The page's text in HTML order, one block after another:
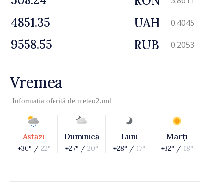
UAH 0.4045
RUB 0.2053
Vremea
Informația oferită de meteo2.md
Astăzi
+30° / 22°
Duminică
+27° / 20°
Luni
+28° / 17°
Marţi
+32° / 18°